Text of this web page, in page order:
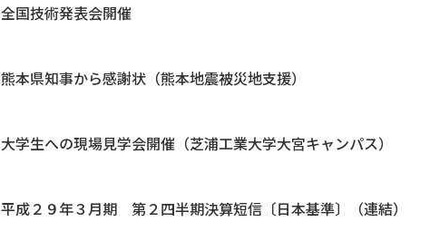
全国技術発表会開催
熊本県知事から感謝状（熊本地震被災地支援）
大学生への現場見学会開催（芝浦工業大学大宮キャンパス）
平成２９年３月期 第２四半期決算短信〔日本基準〕（連結）